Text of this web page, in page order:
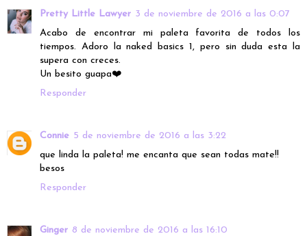
Pretty Little Lawyer 3 de noviembre de 2016 a las 0:07
Acabo de encontrar mi paleta favorita de todos los
tiempos. Adoro la naked basics 1, pero sin duda esta la
supera con creces.
Un besito guapa❤️
Responder
Connie 5 de noviembre de 2016 a las 3:22
que linda la paleta! me encanta que sean todas mate!!
besos
Responder
Ginger 8 de noviembre de 2016 a las 16:10